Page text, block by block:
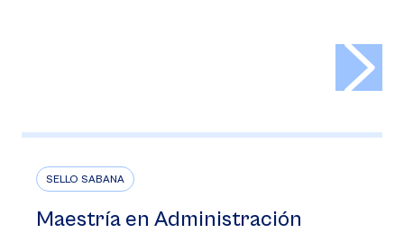
SELLO SABANA
Maestría en Administración